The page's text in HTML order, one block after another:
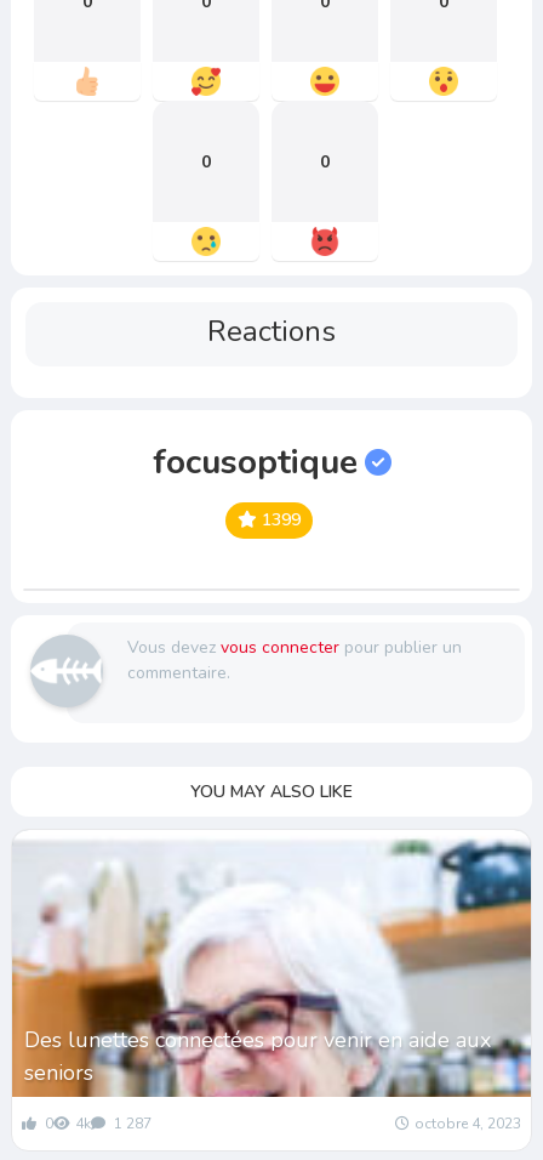
0 0
Reactions
focusoptique
1399
Vous devez vous connecterpour publier un
commentaire.
YOU MAY ALSO LIKE
Des lunettes connectées pour venir en aide aux
seniors
0 4k 1 287 octobre 4, 2023